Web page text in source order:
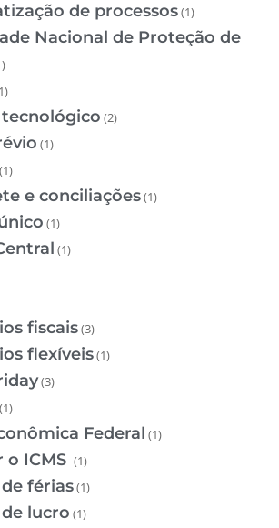
de processos(1)
Nacional de Proteção de
(2)
(1)
(1)
e conciliações(1)
(1)
(1)
fiscais(3)
flexíveis(1)
(3)
(1)
Federal (1)
o ICMS (1)
férias(1)
lucro (1)